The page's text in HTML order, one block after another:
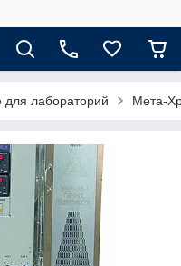
лабораторий Мета-